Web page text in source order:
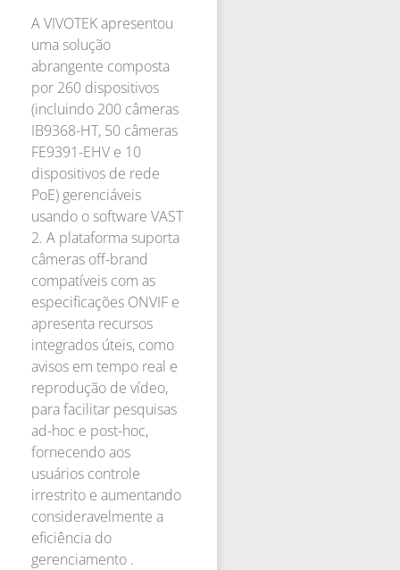
A VIVOTEK apresentou
uma solução
abrangente composta
por 260 dispositivos
(incluindo 200 câmeras
IB9368-HT, 50 câmeras
FE9391-EHV e 10
dispositivos de rede
PoE) gerenciáveis
usando o software VAST
2. A plataforma suporta
câmeras off-brand
compatíveis com as
especificações ONVIF e
apresenta recursos
integrados úteis, como
avisos em tempo real e
reprodução de vídeo,
para facilitar pesquisas
ad-hoc e post-hoc,
fornecendo aos
usuários controle
irrestrito e aumentando
consideravelmente a
eficiência do
gerenciamento .